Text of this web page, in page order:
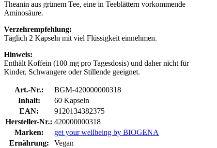
Theanin aus grünem Tee, eine in Teeblättern vorkommende
Aminosäure.
Verzehrempfehlung:
Täglich 2 Kapseln mit viel Flüssigkeit einnehmen.
Hinweis:
Enthält Koffein (100 mg pro Tagesdosis) und daher nicht für
Kinder, Schwangere oder Stillende geeignet.
Art.-Nr.:
BGM-420000000318
Inhalt:
60 Kapseln
EAN:
9120134382375
Hersteller-Nr.: 420000000318
Marken:
get your wellbeing by BIOGENA
Ernährung:
Vegan